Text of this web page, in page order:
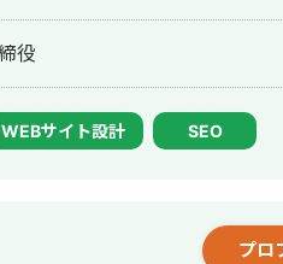
役
WEBサイト設計 SEO
プロ